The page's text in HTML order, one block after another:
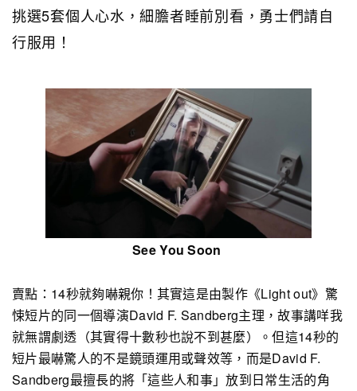
挑選5套個人心水，細膽者睡前別看，勇士們請自
行服用！
See You Soon
賣點：14秒就夠嚇親你！ 其實這是由製作《Light out》驚
悚短片的同一個導演David F. Sandberg主理，故事講咩我
就無謂劇透（其實得十數秒也說不到甚麼）。但這14秒的
短片最嚇驚人的不是鏡頭運用或聲效等，而是David F.
Sandberg最擅長的將「這些人和事」放到日常生活的角